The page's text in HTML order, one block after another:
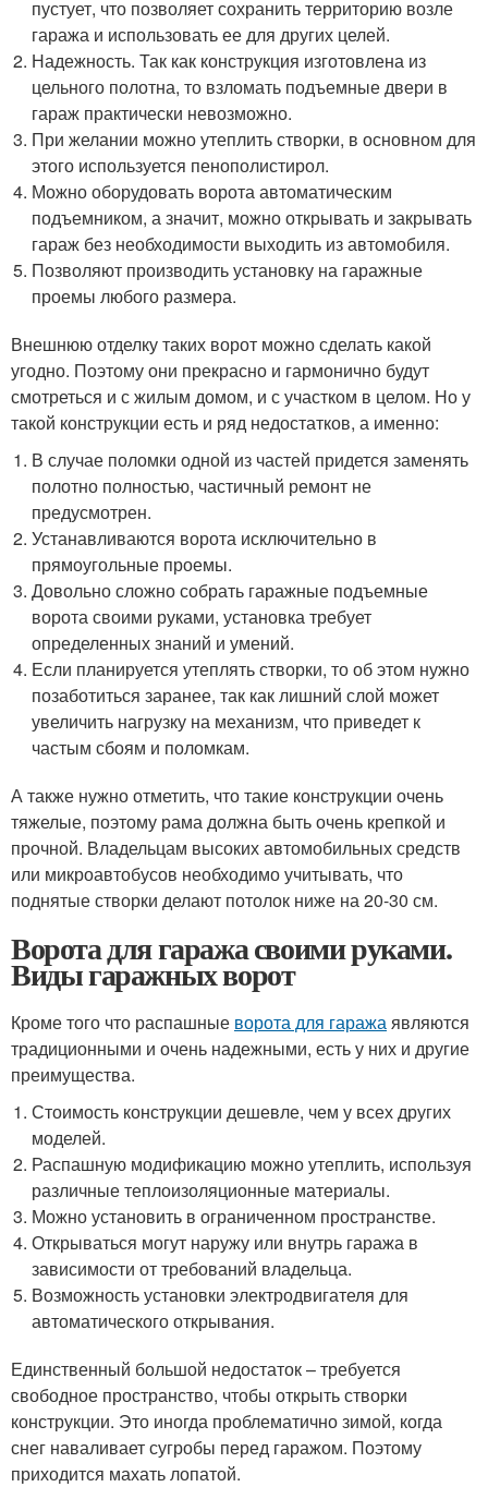
пустует, что позволяет сохранить территорию возле
гаража и использовать ее для других целей.
Надежность. Так как конструкция изготовлена из
цельного полотна, то взломать подъемные двери в
гараж практически невозможно.
При желании можно утеплить створки, в основном для
этого используется пенополистирол.
Можно оборудовать ворота автоматическим
подъемником, а значит, можно открывать и закрывать
гараж без необходимости выходить из автомобиля.
Позволяют производить установку на гаражные
проемы любого размера.
Внешнюю отделку таких ворот можно сделать какой
угодно. Поэтому они прекрасно и гармонично будут
смотреться и с жилым домом, и с участком в целом. Но у
такой конструкции есть и ряд недостатков, а именно:
В случае поломки одной из частей придется заменять
полотно полностью, частичный ремонт не
предусмотрен.
Устанавливаются ворота исключительно в
прямоугольные проемы.
Довольно сложно собрать гаражные подъемные
ворота своими руками, установка требует
определенных знаний и умений.
Если планируется утеплять створки, то об этом нужно
позаботиться заранее, так как лишний слой может
увеличить нагрузку на механизм, что приведет к
частым сбоям и поломкам.
А также нужно отметить, что такие конструкции очень
тяжелые, поэтому рама должна быть очень крепкой и
прочной. Владельцам высоких автомобильных средств
или микроавтобусов необходимо учитывать, что
поднятые створки делают потолок ниже на 20-30 см.
Ворота для гаража своими руками.
Виды гаражных ворот
Кроме того что распашные ворота для гаражаявляются
традиционными и очень надежными, есть у них и другие
преимущества.
Стоимость конструкции дешевле, чем у всех других
моделей.
Распашную модификацию можно утеплить, используя
различные теплоизоляционные материалы.
Можно установить в ограниченном пространстве.
Открываться могут наружу или внутрь гаража в
зависимости от требований владельца.
Возможность установки электродвигателя для
автоматического открывания.
Единственный большой недостаток – требуется
свободное пространство, чтобы открыть створки
конструкции. Это иногда проблематично зимой, когда
снег наваливает сугробы перед гаражом. Поэтому
приходится махать лопатой.